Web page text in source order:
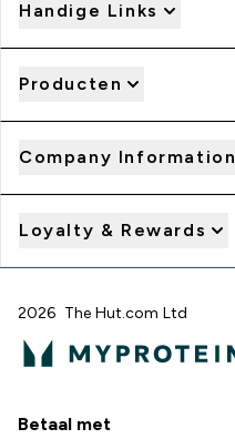
Handige Links
Producten
Company Information
Loyalty & Rewards
2026 The Hut.com Ltd
Betaal met